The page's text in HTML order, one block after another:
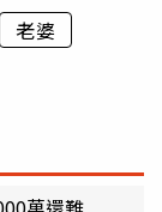
老婆